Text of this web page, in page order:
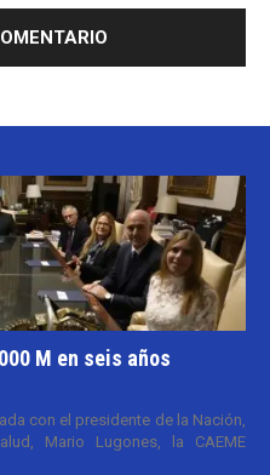
M en seis años
con el presidente de la Nación,
Mario Lugones, la CAEME